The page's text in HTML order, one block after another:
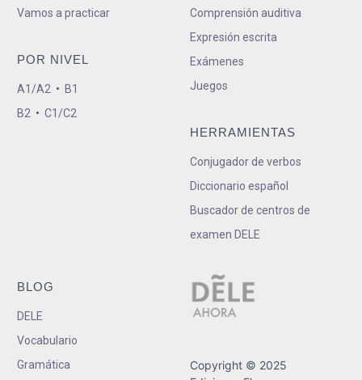
Vamos a practicar
POR NIVEL
A1/A2 • B1
B2 • C1/C2
Comprensión auditiva
Expresión escrita
Exámenes
Juegos
HERRAMIENTAS
Conjugador de verbos
Diccionario español
Buscador de centros de
examen DELE
BLOG
DELE
Vocabulario
Gramática
Copyright © 2025